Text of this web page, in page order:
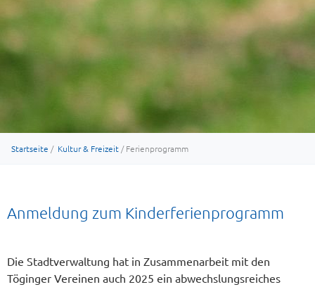
Startseite / Kultur & Freizeit / Ferienprogramm
Anmeldung zum Kinderferienprogramm
Die Stadtverwaltung hat in Zusammenarbeit mit den
Töginger Vereinen auch 2025 ein abwechslungsreiches